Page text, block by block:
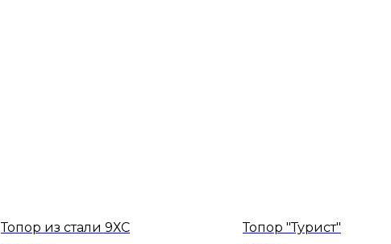
Топор из стали 9ХС
Топор "Турист"